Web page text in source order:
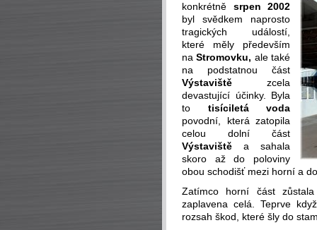
konkrétně srpen 2002
byl svědkem naprosto
tragických událostí,
které měly především
naStromovku, ale také
na podstatnou část
Výstaviště zcela
devastující účinky. Byla
to tisíciletá voda
povodní, která zatopila
celou dolní část
Výstaviště a sahala
skoro až do poloviny
obou schodišť mezi horní a
Zatímco horní část
zaplavena celá. Teprve
rozsah škod, které šly do